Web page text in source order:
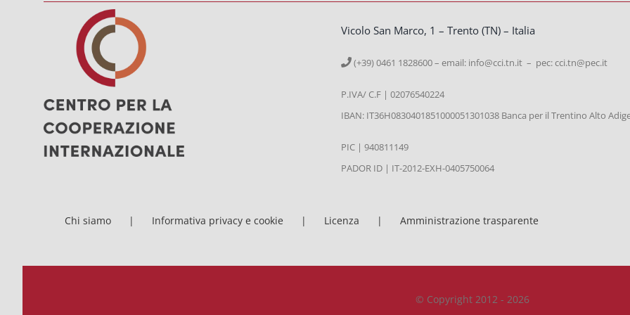
Vicolo San Marco, 1 – Trento (TN) – Italia
(+39) 0461 1828600 – email: info@cci.tn.it – pec: cci.tn@pec.it
P.IVA/ C.F | 02076540224
IBAN: IT36H0830401851000051301038 Banca per il Trentino Alto
PIC | 940811149
PADOR ID | IT-2012-EXH-0405750064
Chi siamo Informativa privacy e cookie Licenza Amministrazione trasparente
© Copyright 2012 - 2026